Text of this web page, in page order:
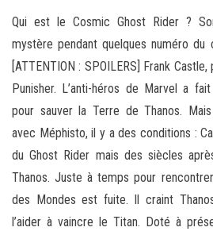
Qui est le Cosmic Ghost Rider ?
mystère pendant quelques numéro du
[ATTENTION : SPOILERS] Frank
Punisher. L’anti-héros de Marvel a
pour sauver la Terre de Thanos.
avec Méphisto, il y a des conditions :
du Ghost Rider mais des siècles
Thanos. Juste à temps pour
des Mondes est fuite. Il craint
l’aider à vaincre le Titan. Doté à